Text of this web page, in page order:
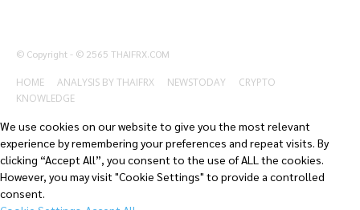
© Copyright - © 2565 THAIFRX.COM
HOME ANALYSIS BY THAIFRX NEWSTODAY
CRYPTO
KNOWLEDGE
We use cookies on our website to give you the most relevant
experience by remembering your preferences and repeat visits. By
clicking “Accept All”, you consent to the use of ALL the cookies.
However, you may visit "Cookie Settings" to provide a controlled
consent.